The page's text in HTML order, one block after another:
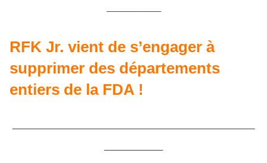
RFK Jr. vient de s’engager à
supprimer des départements
entiers de la FDA !